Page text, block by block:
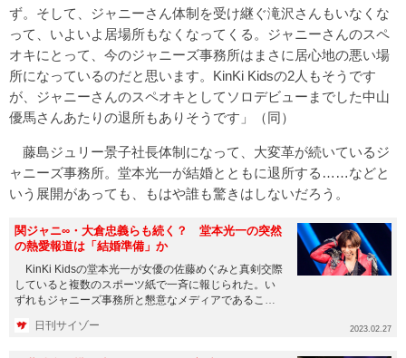
ず。そして、ジャニーさん体制を受け継ぐ滝沢さんもいなくな
って、いよいよ居場所もなくなってくる。ジャニーさんのスペ
オキにとって、今のジャニーズ事務所はまさに居心地の悪い場
所になっているのだと思います。KinKi Kidsの2人もそうです
が、ジャニーさんのスペオキとしてソロデビューまでした中山
優馬さんあたりの退所もありそうです」（同）
藤島ジュリー景子社長体制になって、大変革が続いているジ
ャニーズ事務所。堂本光一が結婚とともに退所する……などと
いう展開があっても、もはや誰も驚きはしないだろう。
関ジャニ∞・大倉忠義らも続く？ 堂本光一の突然
の熱愛報道は「結婚準備」か
KinKi Kidsの堂本光一が女優の佐藤めぐみと真剣交際
していると複数のスポーツ紙で一斉に報じられた。い
ずれもジャニーズ事務所と懇意なメディアであること
日刊サイゾー 2023.02.27